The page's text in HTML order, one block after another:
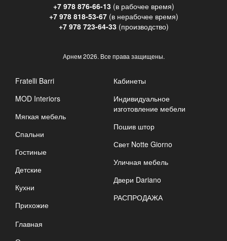
+7 978 876-66-13(в рабочее время)
+7 978 818-53-67(в нерабочее время)
+7 978 723-64-33(производство)
Арнем2026. Все права защищены.
Fratelli Barri
MOD Interiors
Мягкая мебель
Спальни
Гостиные
Детские
Кухни
Прихожие
Кабинеты
Индивидуальное
изготовление мебели
Пошив штор
Свет Notte Giorno
Уличная мебель
Двери Dariano
РАСПРОДАЖА
Главная